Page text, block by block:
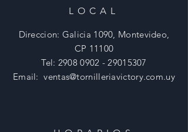
LOCAL
Direccion: Galicia 1090, Montevideo,
CP 11100
Tel: 2908 0902 - 29015307
Email:ventas@tornilleriavictory.com.uy